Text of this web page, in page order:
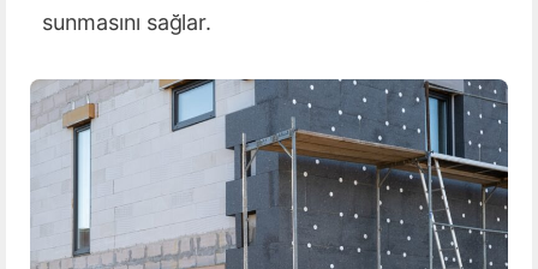
sunmasını sağlar.